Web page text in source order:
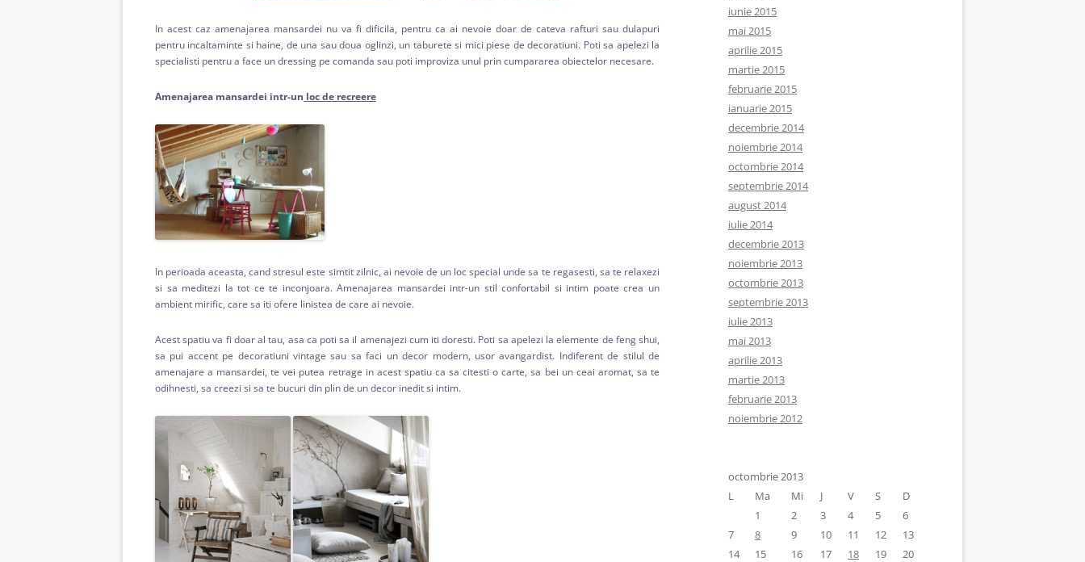
In acest caz amenajarea mansardei nu va fi dificila, pentru ca ai nevoie doar de cateva rafturi sau dulapuri
pentru incaltaminte si haine, de una sau doua oglinzi, un taburete si mici piese de decoratiuni. Poti sa apelezi la
specialisti pentru a face un dressing pe comanda sau poti improviza unul prin cumpararea obiectelor necesare.
Amenajarea mansardei intr-un loc de recreere
In perioada aceasta, cand stresul este simtit zilnic, ai nevoie de un loc special unde sa te regasesti, sa te relaxezi
si sa meditezi la tot ce te inconjoara. Amenajarea mansardei intr-un stil confortabil si intim poate crea un
ambient mirific, care sa iti ofere linistea de care ai nevoie.
Acest spatiu va fi doar al tau, asa ca poti sa il amenajezi cum iti doresti. Poti sa apelezi la elemente de feng shui,
sa pui accent pe decoratiuni vintage sau sa faci un decor modern, usor avangardist. Indiferent de stilul de
amenajare a mansardei, te vei putea retrage in acest spatiu ca sa citesti o carte, sa bei un ceai aromat, sa te
odihnesti, sa creezi si sa te bucuri din plin de un decor inedit si intim.
iunie 2015
mai 2015
aprilie 2015
martie 2015
februarie 2015
ianuarie 2015
decembrie 2014
noiembrie 2014
octombrie 2014
septembrie 2014
august 2014
iulie 2014
decembrie 2013
noiembrie 2013
octombrie 2013
septembrie 2013
iulie 2013
mai 2013
aprilie 2013
martie 2013
februarie 2013
noiembrie 2012
octombrie 2013
L
Ma Mi J V S
D
1
2 3 4 5
6
7
8 9 10 11 12
13
14
15 16 17 18 19
20